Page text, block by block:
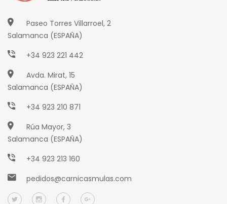
Paseo Torres Villarroel, 2
Salamanca (ESPAÑA)
+34 923 221 442
Avda. Mirat, 15
Salamanca (ESPAÑA)
+34 923 210 871
Rúa Mayor, 3
Salamanca (ESPAÑA)
+34 923 213 160
pedidos@carnicasmulas.com